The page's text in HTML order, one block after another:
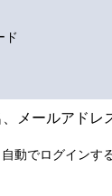
ド
メールアドレ
動でログインす